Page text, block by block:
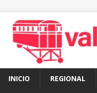
INICIO REGIONAL